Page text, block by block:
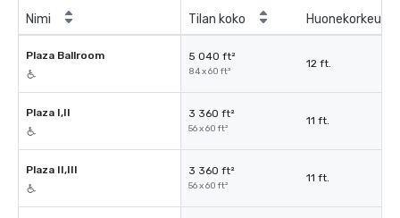
Nimi Tilan koko Huonekorkeus
Plaza Ballroom 5 040 ft²
84 x 60 ft²
12 ft.
Plaza I,II 3 360 ft²
56 x 60 ft²
11 ft.
Plaza II,III 3 360 ft²
56 x 60 ft²
11 ft.